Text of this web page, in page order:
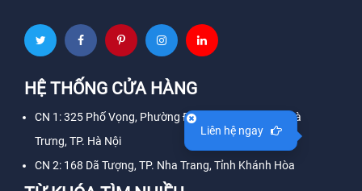
HỆ THỐNG CỬA HÀNG
CN 1: 325 Phố Vọng, Phường Đồng Tâm, Quận Hai Bà
Trưng, TP. Hà Nội
CN 2: 168 Dã Tượng, TP. Nha Trang, Tỉnh Khánh Hòa
Liên hệ ngay